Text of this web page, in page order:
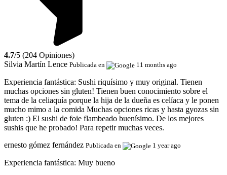
4.7/5 (204 Opiniones)
Silvia Martín Lence Publicada en 11 months ago
Experiencia fantástica: Sushi riquísimo y muy original. Tienen
muchas opciones sin gluten! Tienen buen conocimiento sobre el
tema de la celiaquía porque la hija de la dueña es celíaca y le ponen
mucho mimo a la comida Muchas opciones ricas y hasta gyozas sin
gluten :) El sushi de foie flambeado buenísimo. De los mejores
sushis que he probado! Para repetir muchas veces.
ernesto gómez fernández Publicada en 1 year ago
Experiencia fantástica: Muy bueno